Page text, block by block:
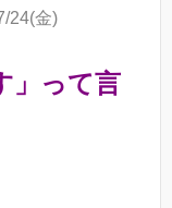
24(金)
」って言